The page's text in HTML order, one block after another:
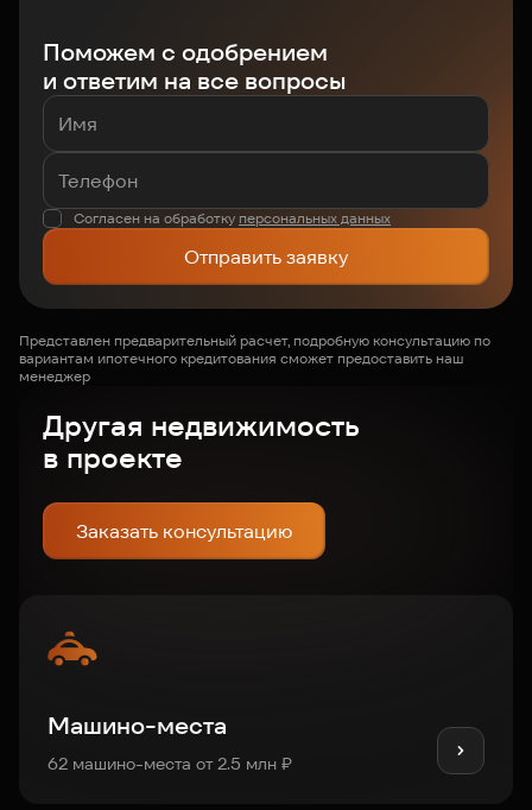
Поможем с одобрением
и ответим на все вопросы
Согласен на обработку персональных данных
Отправить заявку
Представлен предварительный расчет, подробную консультацию по
вариантам ипотечного кредитования сможет предоставить наш
менеджер
Другая недвижимость
в проекте
Заказать консультацию
Машино-места
62 машино-места от 2.5 млн ₽